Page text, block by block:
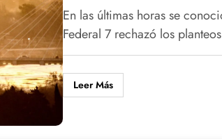
En las últimas horas se
Federal 7 rechazó los
Leer Más